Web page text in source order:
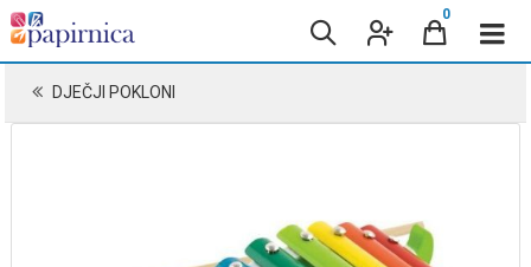
0
DJEČJI POKLONI